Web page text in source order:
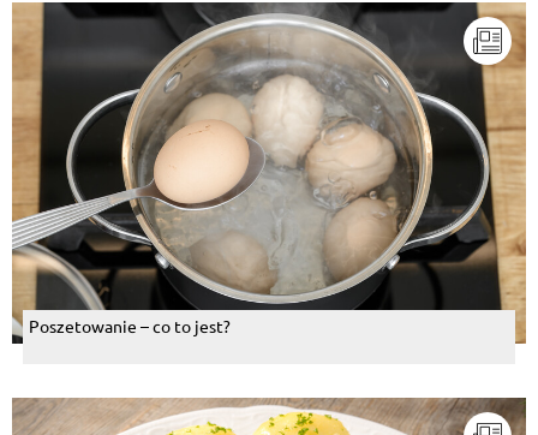
Poszetowanie – co to jest?